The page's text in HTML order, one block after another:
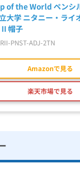
of the World ペンシ
大学 ニタニー・ライ
帽子
PNST-ADJ-2TN
Amazonで見る
楽天市場で見る